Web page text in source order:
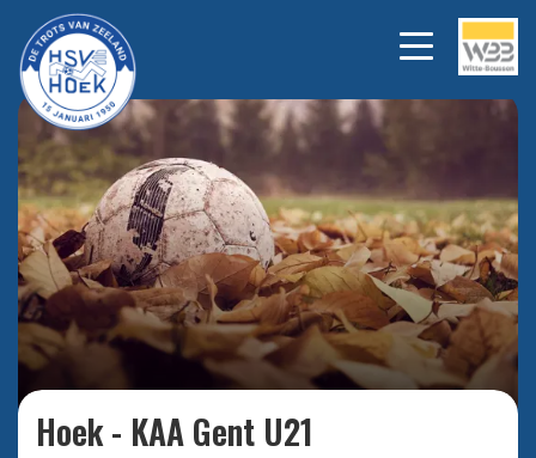
Bekijk alle foto's
Hoek - KAA Gent U21